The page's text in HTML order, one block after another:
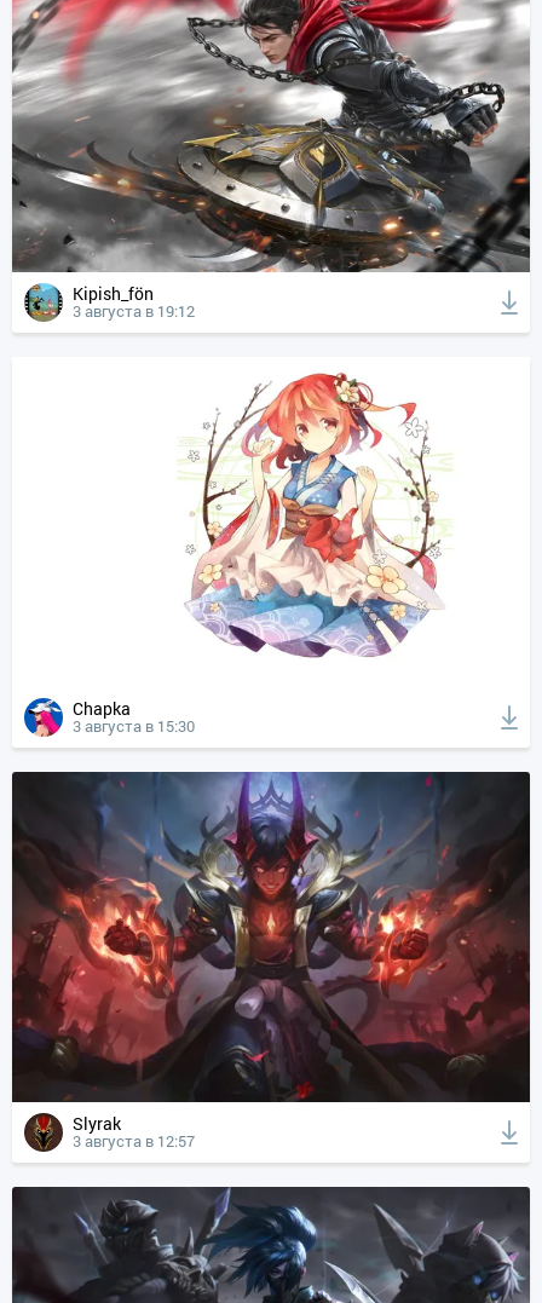
Kipish_fön
3 августа в 19:12
Chapka
3 августа в 15:30
Slyrak
3 августа в 12:57